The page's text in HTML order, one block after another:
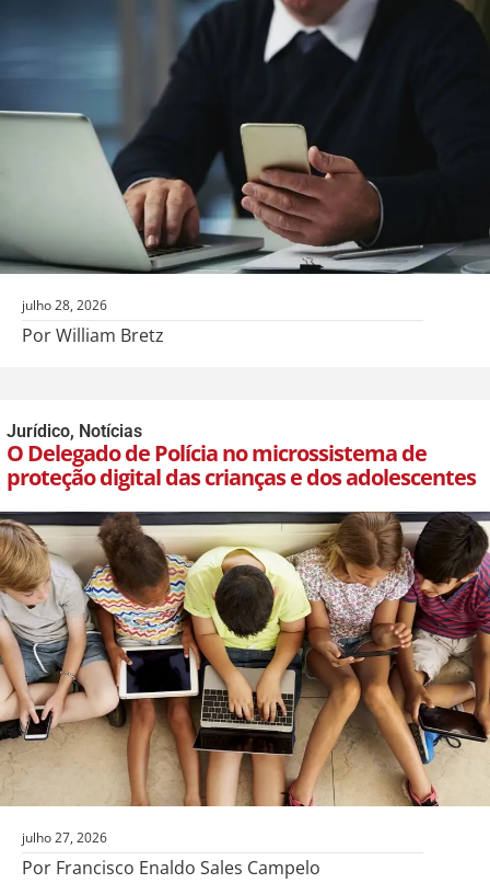
julho 28, 2026
Por William Bretz
Jurídico, Notícias
O Delegado de Polícia no microssistema de
proteção digital das crianças e dos adolescentes
julho 27, 2026
Por Francisco Enaldo Sales Campelo